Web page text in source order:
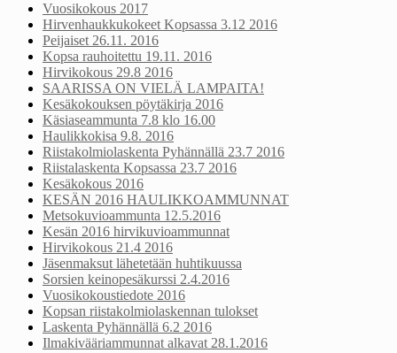
Vuosikokous 2017
Hirvenhaukkukokeet Kopsassa 3.12 2016
Peijaiset 26.11. 2016
Kopsa rauhoitettu 19.11. 2016
Hirvikokous 29.8 2016
SAARISSA ON VIELÄ LAMPAITA!
Kesäkokouksen pöytäkirja 2016
Käsiaseammunta 7.8 klo 16.00
Haulikkokisa 9.8. 2016
Riistakolmiolaskenta Pyhännällä 23.7 2016
Riistalaskenta Kopsassa 23.7 2016
Kesäkokous 2016
KESÄN 2016 HAULIKKOAMMUNNAT
Metsokuvioammunta 12.5.2016
Kesän 2016 hirvikuvioammunnat
Hirvikokous 21.4 2016
Jäsenmaksut lähetetään huhtikuussa
Sorsien keinopesäkurssi 2.4.2016
Vuosikokoustiedote 2016
Kopsan riistakolmiolaskennan tulokset
Laskenta Pyhännällä 6.2 2016
Ilmakivääriammunnat alkavat 28.1.2016